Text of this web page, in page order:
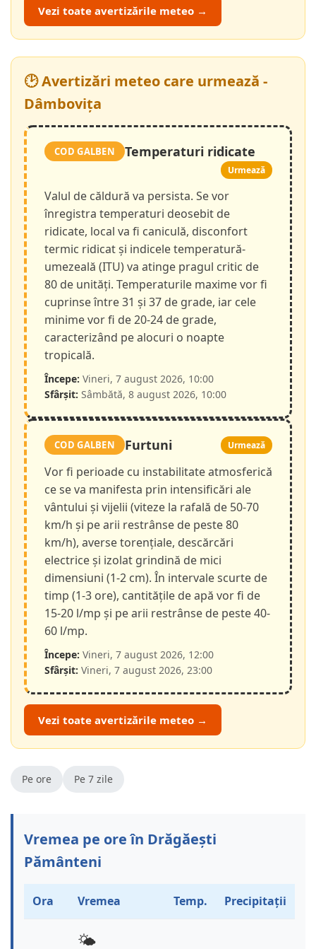
Vezi toate avertizările meteo →
🕑 Avertizări meteo care urmează -
Dâmbovița
COD GALBEN Temperaturi ridicate
Urmează
Valul de căldură va persista. Se vor
înregistra temperaturi deosebit de
ridicate, local va fi caniculă, disconfort
termic ridicat și indicele temperatură-
umezeală (ITU) va atinge pragul critic de
80 de unități. Temperaturile maxime vor fi
cuprinse între 31 și 37 de grade, iar cele
minime vor fi de 20-24 de grade,
caracterizând pe alocuri o noapte
tropicală.
Începe: Vineri, 7 august 2026, 10:00
Sfârșit: Sâmbătă, 8 august 2026, 10:00
COD GALBEN Furtuni Urmează
Vor fi perioade cu instabilitate atmosferică
ce se va manifesta prin intensificări ale
vântului și vijelii (viteze la rafală de 50-70
km/h și pe arii restrânse de peste 80
km/h), averse torențiale, descărcări
electrice și izolat grindină de mici
dimensiuni (1-2 cm). În intervale scurte de
timp (1-3 ore), cantitățile de apă vor fi de
15-20 l/mp și pe arii restrânse de peste 40-
60 l/mp.
Începe: Vineri, 7 august 2026, 12:00
Sfârșit: Vineri, 7 august 2026, 23:00
Vezi toate avertizările meteo →
Pe ore Pe 7 zile
Vremea pe ore în Drăgăești
Pământeni
Ora Vremea Temp. Precipitații
🌤️